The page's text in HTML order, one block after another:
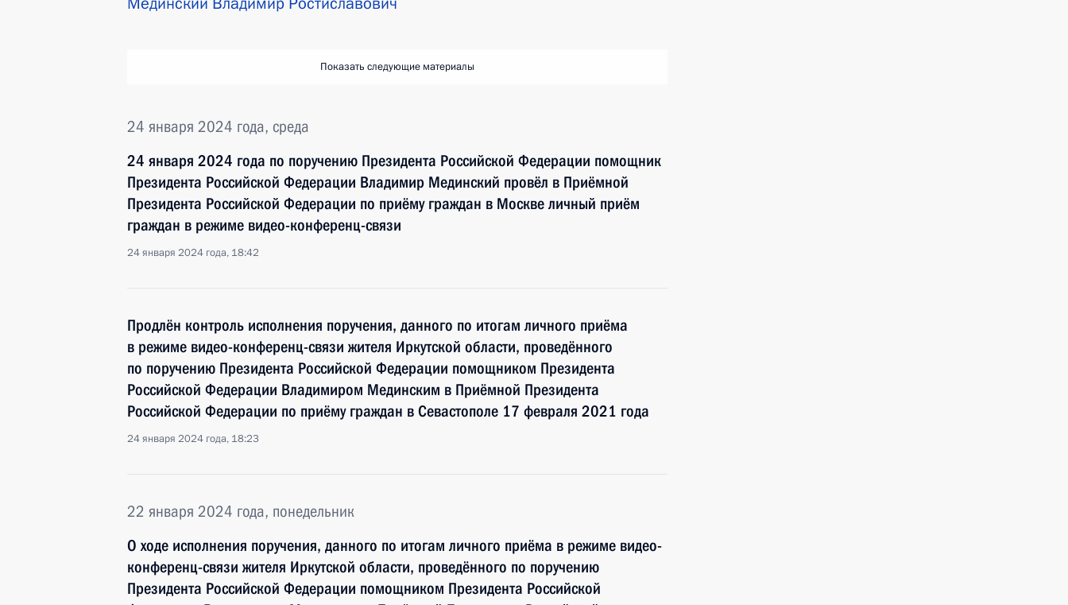
Показать следующие материалы
24 января 2024 года, среда
24 января 2024 года по поручению Президента Российской Федерации помощник
Президента Российской Федерации Владимир Мединский провёл в Приёмной
Президента Российской Федерации по приёму граждан в Москве личный приём
граждан в режиме видео-конференц-связи
24 января 2024 года, 18:42
Продлён контроль исполнения поручения, данного по итогам личного приёма
в режиме видео-конференц-связи жителя Иркутской области, проведённого
по поручению Президента Российской Федерации помощником Президента
Российской Федерации Владимиром Мединским в Приёмной Президента
Российской Федерации по приёму граждан в Севастополе 17 февраля 2021 года
24 января 2024 года, 18:23
22 января 2024 года, понедельник
О ходе исполнения поручения, данного по итогам личного приёма в режиме видео-
конференц-связи жителя Иркутской области, проведённого по поручению
Президента Российской Федерации помощником Президента Российской